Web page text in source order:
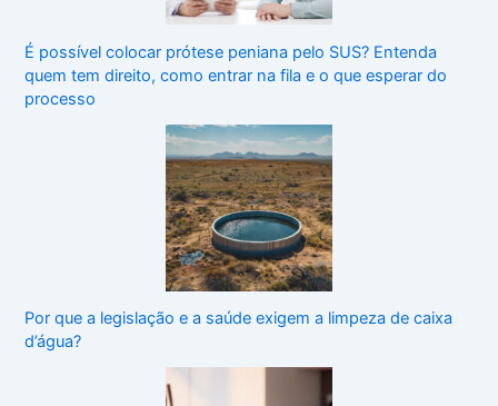
É possível colocar prótese peniana pelo SUS? Entenda
quem tem direito, como entrar na fila e o que esperar do
processo
Por que a legislação e a saúde exigem a limpeza de caixa
d’água?